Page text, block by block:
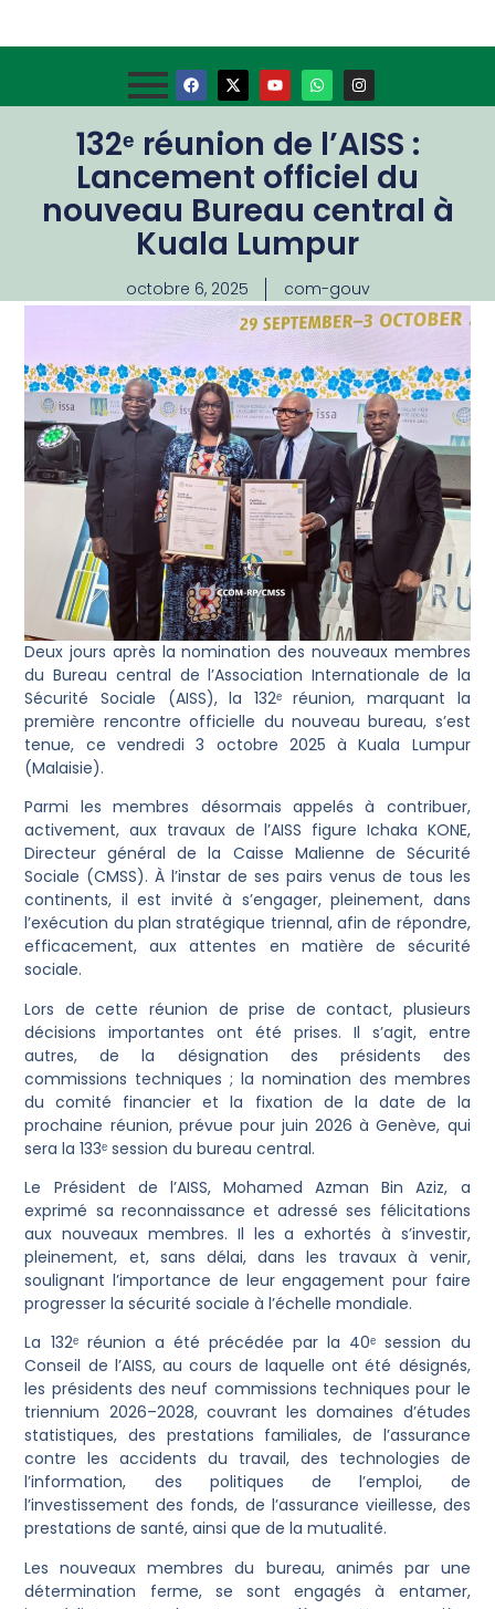
132ᵉ réunion de l’AISS :
Lancement officiel du
nouveau Bureau central à
Kuala Lumpur
octobre 6, 2025 com-gouv
Deux jours après la nomination des nouveaux membres
du Bureau central de l’Association Internationale de la
Sécurité Sociale (AISS), la 132ᵉ réunion, marquant la
première rencontre officielle du nouveau bureau, s’est
tenue, ce vendredi 3 octobre 2025 à Kuala Lumpur
(Malaisie).
Parmi les membres désormais appelés à contribuer,
activement, aux travaux de l’AISS figure Ichaka KONE,
Directeur général de la Caisse Malienne de Sécurité
Sociale (CMSS). À l’instar de ses pairs venus de tous les
continents, il est invité à s’engager, pleinement, dans
l’exécution du plan stratégique triennal, afin de répondre,
efficacement, aux attentes en matière de sécurité
sociale.
Lors de cette réunion de prise de contact, plusieurs
décisions importantes ont été prises. Il s’agit, entre
autres, de la désignation des présidents des
commissions techniques ; la nomination des membres
du comité financier et la fixation de la date de la
prochaine réunion, prévue pour juin 2026 à Genève, qui
sera la 133ᵉ session du bureau central.
Le Président de l’AISS, Mohamed Azman Bin Aziz, a
exprimé sa reconnaissance et adressé ses félicitations
aux nouveaux membres. Il les a exhortés à s’investir,
pleinement, et, sans délai, dans les travaux à venir,
soulignant l’importance de leur engagement pour faire
progresser la sécurité sociale à l’échelle mondiale.
La 132ᵉ réunion a été précédée par la 40ᵉ session du
Conseil de l’AISS, au cours de laquelle ont été désignés,
les présidents des neuf commissions techniques pour le
triennium 2026–2028, couvrant les domaines d’études
statistiques, des prestations familiales, de l’assurance
contre les accidents du travail, des technologies de
l’information, des politiques de l’emploi, de
l’investissement des fonds, de l’assurance vieillesse, des
prestations de santé, ainsi que de la mutualité.
Les nouveaux membres du bureau, animés par une
détermination ferme, se sont engagés à entamer,